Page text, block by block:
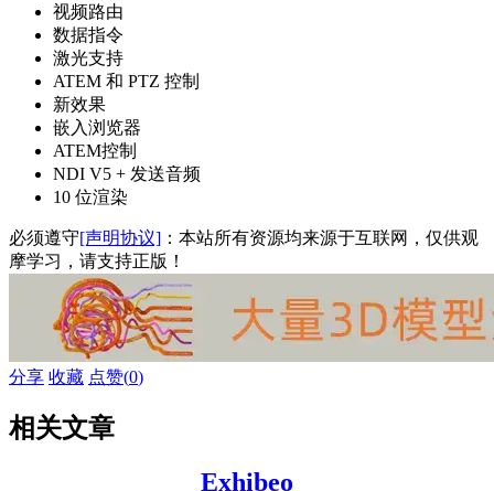
视频路由
数据指令
激光支持
ATEM 和 PTZ 控制
新效果
嵌入浏览器
ATEM控制
NDI V5 + 发送音频
10 位渲染
必须遵守[声明协议] ：本站所有资源均来源于互联网，仅供观
摩学习，请支持正版！
分享 收藏 点赞(0)
相关文章
Exhibeo